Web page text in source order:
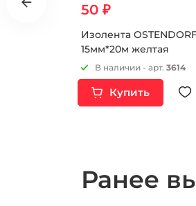
50 ₽
Изолента
15мм*20м желтая
В наличии - арт. 3614
Купить
Ранее